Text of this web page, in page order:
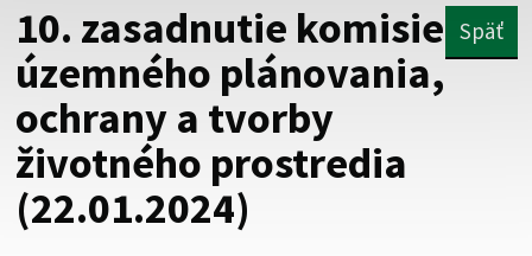
Táto stránka je zabezpečená
Buďte pozorní a vždy sa uistite, že zdieľate informácie iba
cez zabezpečenú webovú stránku. Zabezpečená stránka
vždy začína https:// pred názvom domény webového sídla.
10. zasadnutie komisie
územného plánovania,
ochrany a tvorby
životného prostredia
(22.01.2024)
Späť